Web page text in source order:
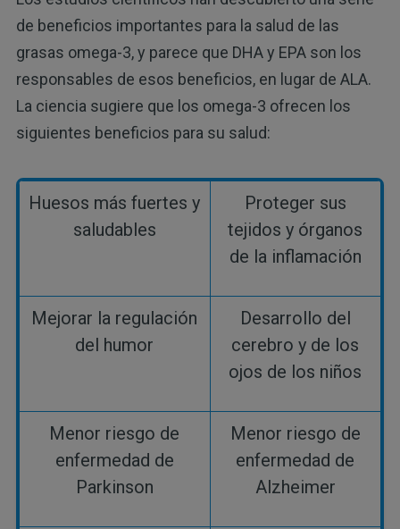
de beneficios importantes para la salud de las
grasas omega-3, y parece que DHA y EPA son los
responsables de esos beneficios, en lugar de ALA.
La ciencia sugiere que los omega-3 ofrecen los
siguientes beneficios para su salud:
Huesos más fuertes y
saludables
Proteger sus
tejidos y órganos
de la inflamación
Mejorar la regulación
del humor
Desarrollo del
cerebro y de los
ojos de los niños
Menor riesgo de
enfermedad de
Parkinson
Menor riesgo de
enfermedad de
Alzheimer